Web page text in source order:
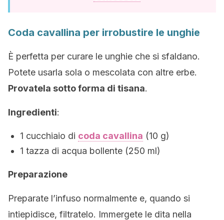
Coda cavallina per irrobustire le unghie
È perfetta per curare le unghie che si sfaldano.
Potete usarla sola o mescolata con altre erbe.
Provatela sotto forma di tisana.
Ingredienti:
1 cucchiaio di coda cavallina (10 g)
1 tazza di acqua bollente (250 ml)
Preparazione
Preparate l’infuso normalmente e, quando si
intiepidisce, filtratelo. Immergete le dita nella